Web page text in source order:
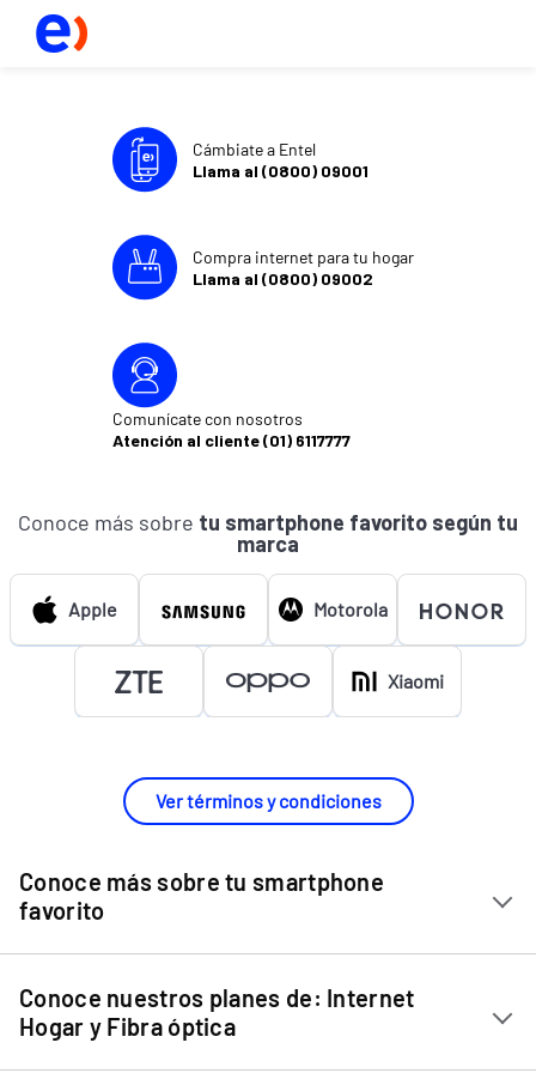
Cámbiate a Entel
Llama al (0800) 09001
Compra internet para tu hogar
Llama al (0800) 09002
Comunícate con nosotros
Atención al cliente (01) 6117777
Conoce más sobre tu smartphone favorito según tu
marca
Apple Motorola
Xiaomi
Ver términos y condiciones
Conoce más sobre tu smartphone
favorito
Chip Entel
Apple iPhone 11
Apple iPhone 12 Mini
Conoce nuestros planes de: Internet
Hogar y Fibra óptica